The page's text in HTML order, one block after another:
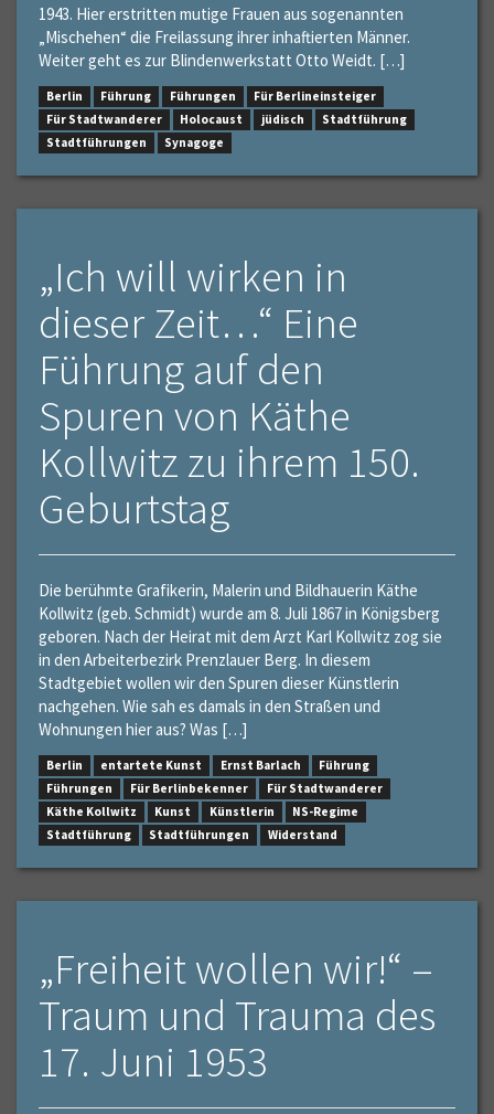
1943. Hier erstritten mutige Frauen aus sogenannten
„Mischehen“ die Freilassung ihrer inhaftierten Männer.
Weiter geht es zur Blindenwerkstatt Otto Weidt. […]
Berlin Führung Führungen
Für Berlineinsteiger
Für Stadtwanderer
Holocaust jüdisch
Stadtführung
Stadtführungen
Synagoge
„Ich will wirken in
dieser Zeit…“ Eine
Führung auf den
Spuren von Käthe
Kollwitz zu ihrem 150.
Geburtstag
Die berühmte Grafikerin, Malerin und Bildhauerin Käthe
Kollwitz (geb. Schmidt) wurde am 8. Juli 1867 in Königsberg
geboren. Nach der Heirat mit dem Arzt Karl Kollwitz zog sie
in den Arbeiterbezirk Prenzlauer Berg. In diesem
Stadtgebiet wollen wir den Spuren dieser Künstlerin
nachgehen. Wie sah es damals in den Straßen und
Wohnungen hier aus? Was […]
Berlin entartete Kunst Ernst Barlach
Führung
Führungen
Für Berlinbekenner
Für Stadtwanderer
Käthe Kollwitz
Kunst Künstlerin
NS-Regime
Stadtführung
Stadtführungen Widerstand
„Freiheit wollen wir!“ –
Traum und Trauma des
17. Juni 1953